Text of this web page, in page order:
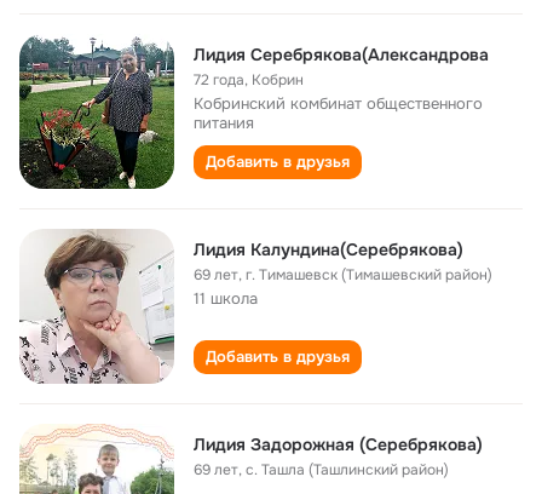
Лидия Серебрякова(Александрова
72 года, Кобрин
Кобринский комбинат общественного
питания
Добавить в друзья
Лидия Калундина(Серебрякова)
69 лет,г. Тимашевск (Тимашевский район)
11 школа
Добавить в друзья
Лидия Задорожная (Серебрякова)
69 лет,с. Ташла (Ташлинский район)